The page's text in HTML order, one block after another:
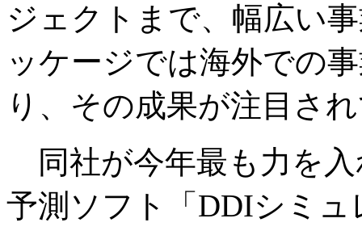
ジェクトまで、幅広い
ッケージでは海外での
り、その成果が注目さ
同社が今年最も力を
予測ソフト「DDIシミ